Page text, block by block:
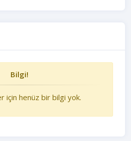
Bilgi!
için henüz bir bilgi yok.